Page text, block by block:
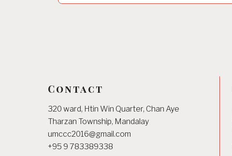
Contact
320 ward, Htin Win Quarter, Chan Aye
Tharzan Township, Mandalay
umccc2016@gmail.com
+95 9 783389338